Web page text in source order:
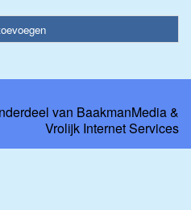
van BaakmanMedia&
Vrolijk Internet Services